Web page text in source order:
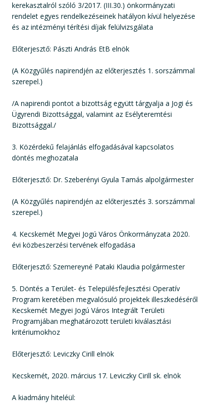
kerekasztalról szóló 3/2017. (III.30.) önkormányzati
rendelet egyes rendelkezéseinek hatályon kívül helyezése
és az intézményi térítési díjak felülvizsgálata
Előterjesztő: Pászti András EtB elnök
(A Közgyűlés napirendjén az előterjesztés 1. sorszámmal
szerepel.)
/A napirendi pontot a bizottság együtt tárgyalja a Jogi és
Ügyrendi Bizottsággal, valamint az Esélyteremtési
Bizottsággal./
3. Közérdekű felajánlás elfogadásával kapcsolatos
döntés meghozatala
Előterjesztő: Dr. Szeberényi Gyula Tamás alpolgármester
(A Közgyűlés napirendjén az előterjesztés 3. sorszámmal
szerepel.)
4. Kecskemét Megyei Jogú Város Önkormányzata 2020.
évi közbeszerzési tervének elfogadása
Előterjesztő: Szemereyné Pataki Klaudia polgármester
5. Döntés a Terület- és Településfejlesztési Operatív
Program keretében megvalósuló projektek illeszkedéséről
Kecskemét Megyei Jogú Város Integrált Területi
Programjában meghatározott területi kiválasztási
kritériumokhoz
Előterjesztő: Leviczky Cirill elnök
Kecskemét, 2020. március 17. Leviczky Cirill sk. elnök
A kiadmány hiteléül: